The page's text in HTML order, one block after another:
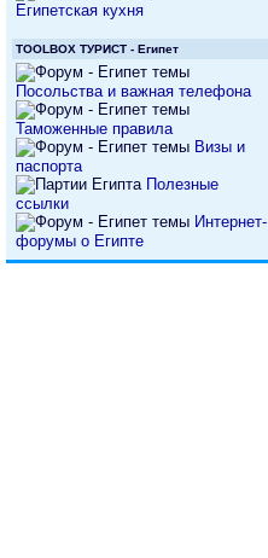
Египетская кухня
TOOLBOX ТУРИСТ - Египет
Посольства и важная телефона
Таможенные правила
Визы и
паспорта
Полезные
ссылки
Интернет-
форумы о Египте